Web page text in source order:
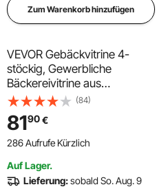
Zum Warenkorb hinzufügen
VEVOR Gebäckvitrine 4-
stöckig, Gewerbliche
Bäckereivitrine aus
Transparentem Acryl,
Thekenvitrine mit
Magnetischer Rücktür &
Abnehmbarer Trennwand für
x 435 x 415 mm
(84)
8190€
286 Aufrufe Kürzlich
Auf Lager.
Lieferung:sobald So. Aug. 9